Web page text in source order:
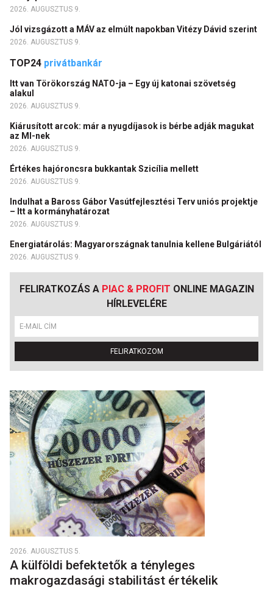
2026. AUGUSZTUS 9.
Jól vizsgázott a MÁV az elmúlt napokban Vitézy Dávid szerint
2026. AUGUSZTUS 9.
TOP24 privátbankár
Itt van Törökország NATO-ja – Egy új katonai szövetség
alakul
2026. AUGUSZTUS 9.
Kiárusított arcok: már a nyugdíjasok is bérbe adják magukat
az MI-nek
2026. AUGUSZTUS 9.
Értékes hajóroncsra bukkantak Szicília mellett
2026. AUGUSZTUS 9.
Indulhat a Baross Gábor Vasútfejlesztési Terv uniós projektje
– Itt a kormányhatározat
2026. AUGUSZTUS 9.
Energiatárolás: Magyarországnak tanulnia kellene Bulgáriától
2026. AUGUSZTUS 9.
FELIRATKOZÁS A PIAC & PROFIT ONLINE MAGAZIN
HÍRLEVELÉRE
FELIRATKOZOM
2026. AUGUSZTUS 5.
A külföldi befektetők a tényleges
makrogazdasági stabilitást értékelik